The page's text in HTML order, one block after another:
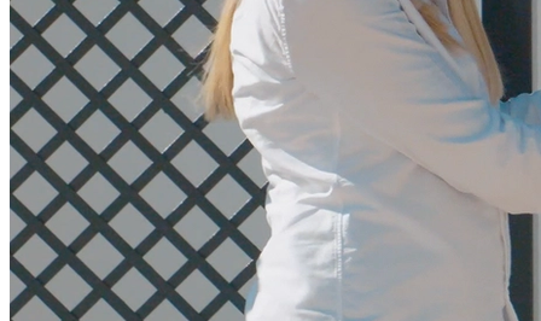
Professionelle fra start til slut.
Mads
Danmark
"Teamet udviste stor ansvarlighed og professionalisme i
forbindelse med salget af vores lejlighed. Kan varmt anbefales til
alle, der overvejer at sælge på Costa del Sol.
Lisbeth